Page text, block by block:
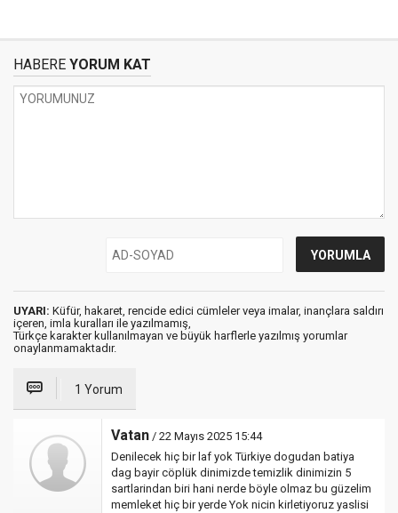
HABERE YORUM KAT
UYARI: Küfür, hakaret, rencide edici cümleler veya imalar, inançlara saldırı
içeren, imla kuralları ile yazılmamış,
Türkçe karakter kullanılmayan ve büyük harflerle yazılmış yorumlar
onaylanmamaktadır.
1 Yorum
Vatan / 22 Mayıs 2025 15:44
Denilecek hiç bir laf yok Türkiye dogudan batiya
dag bayir cöplük dinimizde temizlik dinimizin 5
sartlarindan biri hani nerde böyle olmaz bu güzelim
memleket hiç bir yerde Yok nicin kirletiyoruz yaslisi